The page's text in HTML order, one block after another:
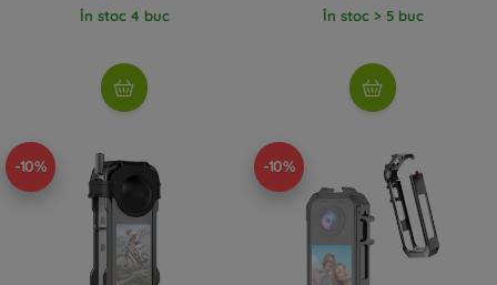
În stoc 4 buc În stoc > 5 buc
-10% -10%